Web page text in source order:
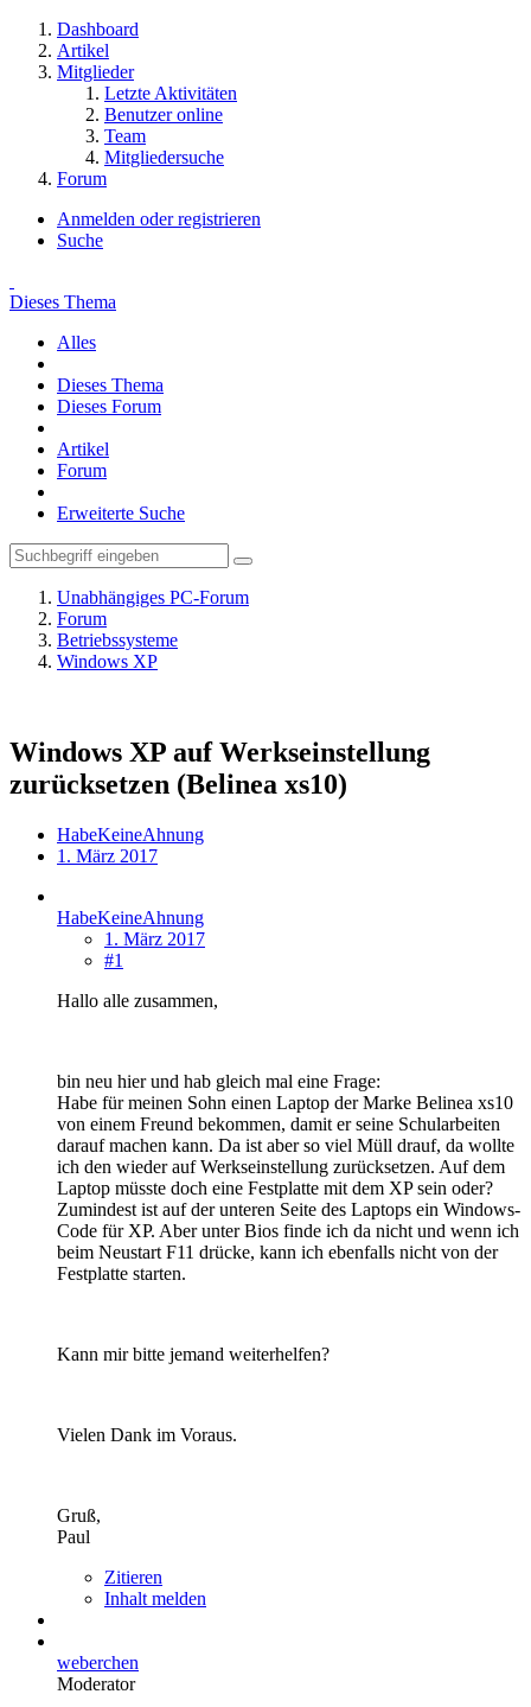
Dashboard
Artikel
Mitglieder
Letzte Aktivitäten
Benutzer online
Team
Mitgliedersuche
Forum
Anmelden oder registrieren
Suche
Dieses Thema
Alles
Dieses Thema
Dieses Forum
Artikel
Forum
Erweiterte Suche
Unabhängiges PC-Forum
Forum
Betriebssysteme
Windows XP
Windows XP auf Werkseinstellung
zurücksetzen (Belinea xs10)
HabeKeineAhnung
1. März 2017
HabeKeineAhnung
1. März 2017
#1
Hallo alle zusammen,
bin neu hier und hab gleich mal eine Frage:
Habe für meinen Sohn einen Laptop der Marke Belinea xs10
von einem Freund bekommen, damit er seine Schularbeiten
darauf machen kann. Da ist aber so viel Müll drauf, da wollte
ich den wieder auf Werkseinstellung zurücksetzen. Auf dem
Laptop müsste doch eine Festplatte mit dem XP sein oder?
Zumindest ist auf der unteren Seite des Laptops ein Windows-
Code für XP. Aber unter Bios finde ich da nicht und wenn ich
beim Neustart F11 drücke, kann ich ebenfalls nicht von der
Festplatte starten.
Kann mir bitte jemand weiterhelfen?
Vielen Dank im Voraus.
Gruß,
Paul
Zitieren
Inhalt melden
weberchen
Moderator